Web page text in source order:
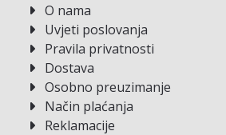
O nama
Uvjeti poslovanja
Pravila privatnosti
Dostava
Osobno preuzimanje
Način plaćanja
Reklamacije